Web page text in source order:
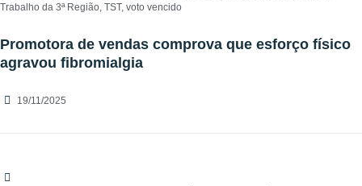
Trabalho da 3ª Região, TST, voto vencido
Promotora de vendas comprova que esforço físico
agravou fibromialgia
19/11/2025